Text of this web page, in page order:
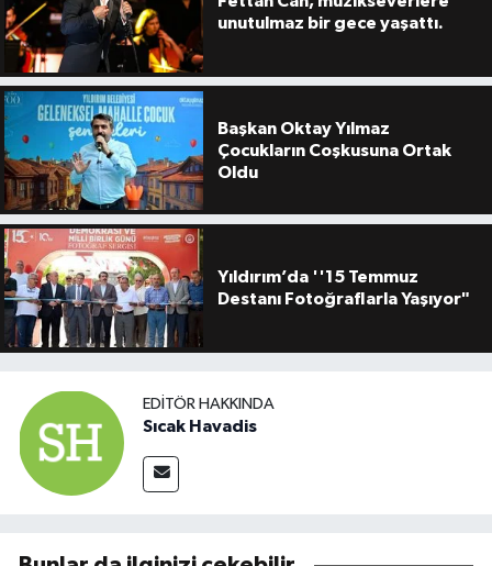
unutulmaz bir gece yaşattı.
Başkan Oktay Yılmaz
Çocukların Coşkusuna Ortak
Oldu
Yıldırım’da ''15 Temmuz
Destanı Fotoğraflarla Yaşıyor"
EDITÖR HAKKINDA
Sıcak Havadis